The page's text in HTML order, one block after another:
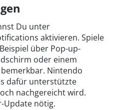
Du unter
aktivieren. Spiele
über Pop-up-
oder einem
Nintendo
dafür unterstützte
nachgereicht wird.
Update nötig.